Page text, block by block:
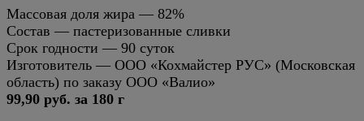
Массовая доля жира — 82%
Состав — пастеризованные сливки
Срок годности — 90 суток
Изготовитель — ООО «Кохмайстер РУС» (Московская
область) по заказу ООО «Валио»
99,90 руб. за 180 г